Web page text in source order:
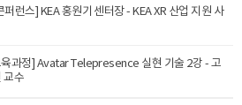
퍼런스] KEA 홍원기 센터장 - KEA XR 산업 지원 사
육과정] Avatar Telepresence 실현 기술 2강 - 고
교수